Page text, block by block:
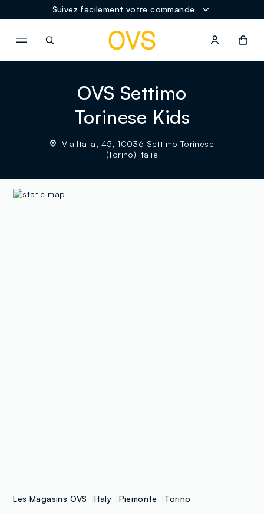
Suivez facilement votre commande
OVS Settimo
Torinese Kids
Via Italia, 45, 10036 Settimo Torinese
(Torino) Italie
Les Magasins OVS Italy Piemonte Torino